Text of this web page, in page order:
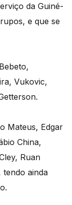
da Guiné-
e que se
Vukovic,
Mateus, Edgar
China,
Ruan
tendo ainda